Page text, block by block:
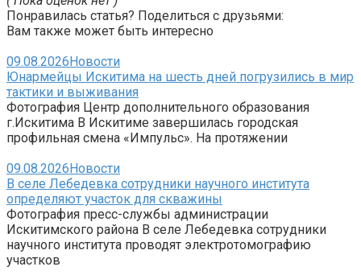
Понравилась статья? Поделиться с друзьями:
Вам также может быть интересно
09.08.2026Новости
Юнармейцы Искитима на шесть дней погрузились в мир
тактики и выживания
Фотография Центр дополнительного образования
г.Искитима В Искитиме завершилась городская
профильная смена «Импульс». На протяжении
09.08.2026Новости
В селе Лебедевка сотрудники научного института
определяют участок для скважины
Фотография пресс-службы администрации
Искитимского района В селе Лебедевка сотрудники
научного института проводят электротомографию
участков